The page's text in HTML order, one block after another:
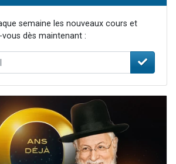
semaine les nouveaux cours et
dès maintenant :